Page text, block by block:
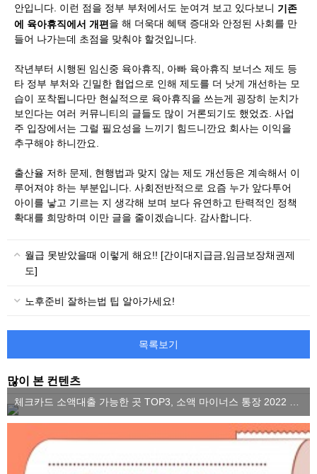
안입니다. 이런 점을 정부 부처에서도 눈여겨 보고 있다보니 ​기존
에 육아휴직에서 개편 ​을 해 더욱대 혜택 증대와 안정된 사회를 만
들어 나가는데 초점을 맞춰야 할것입니다.
작년부터 시행된 임신중 육아휴직, 아빠 육아휴직 보너스 제도 등
타 정부 부처와 긴밀한 협업으로 인해 제도를 더 낫게 개선하는 모
습이 포착됩니다만 현실적으로 육아휴직을 쓰는게 굉장히 눈치가
보인다는 여러 커뮤니티의 글들도 많이 거론되기도 했었죠. 사업
주 입장에서는 그럴 필요성을 느끼기 힘드니깐요 회사는 이익을
추구해야 하니깐요.
출산율 저하 문제, 현행법과 맞지 않는 제도 개선등은 계속해서 이
루어져야 하는 부분입니다. 사회전반적으로 요즘 누가 앞다투어
아이를 낳고 기르는 지 생각해 보며 보다 유연하고 탄력적인 정책
확대를 희망하며 이만 글을 줄이겠습니다. 감사합니다.
월급 못받았을때 이렇게 해요!! [간이대지급금,임금보장채권제
도]
노후준비 잘하는법 팁 알아가세요!
목록보기
많이 본 컨텐츠
체크카드 소액대출 가능한 곳 TOP3, 소액 마이너스 통장 2022 ver.